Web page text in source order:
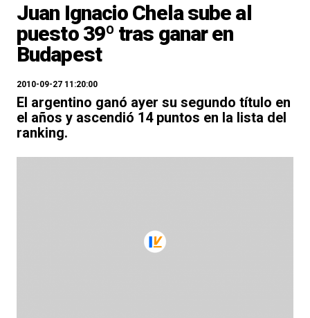
Juan Ignacio Chela sube al
puesto 39º tras ganar en
Budapest
2010-09-27 11:20:00
El argentino ganó ayer su segundo título en
el años y ascendió 14 puntos en la lista del
ranking.